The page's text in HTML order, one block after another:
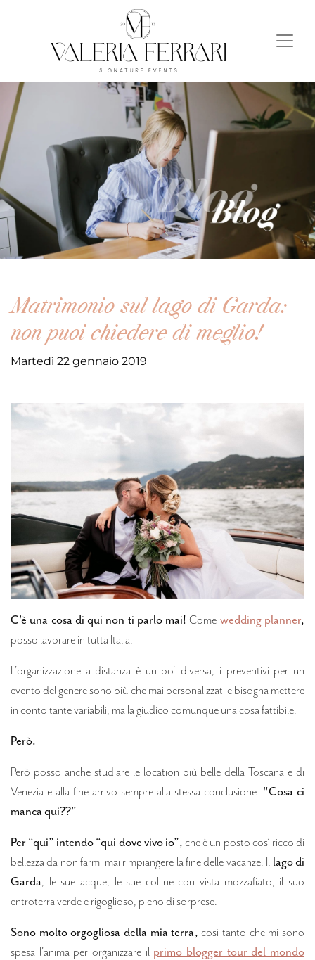
Matrimonio sul lago di Garda:
non puoi chiedere di meglio!
Martedì 22 gennaio 2019
C'è una cosa di qui non ti parlo mai!Come wedding planner,
posso lavorare in tutta Italia.
L'organizzazione a distanza è un po' diversa, i preventivi per un
evento del genere sono più che mai personalizzati e bisogna mettere
in conto tante variabili, ma la giudico comunque una cosa fattibile.
Però.
Però posso anche studiare le location più belle della Toscana e di
Venezia e alla fine arrivo sempre alla stessa conclusione: "Cosa ci
manca qui??"
Per “qui” intendo “qui dove vivo io”,che è un posto così ricco di
bellezza da non farmi mai rimpiangere la fine delle vacanze. Il lago di
Garda, le sue acque, le sue colline con vista mozzafiato, il suo
entroterra verde e rigoglioso, pieno di sorprese.
Sono molto orgogliosa della mia terra, così tanto che mi sono
spesa l'anima per organizzare il primo blogger tour del mondo